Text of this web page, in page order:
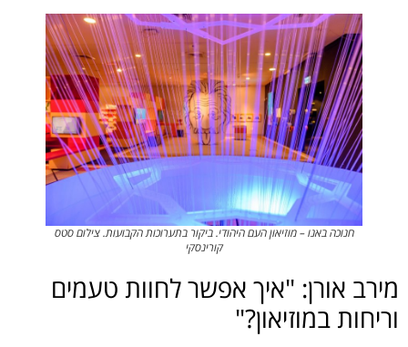
חנוכה באנו – מוזיאון העם היהודי. ביקור בתערוכות הקבועות. צילום סטס
קורינסקי
מירב אורן: "איך אפשר לחוות טעמים
וריחות במוזיאון?"